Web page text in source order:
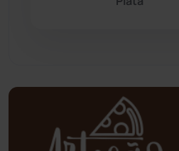
Planalto